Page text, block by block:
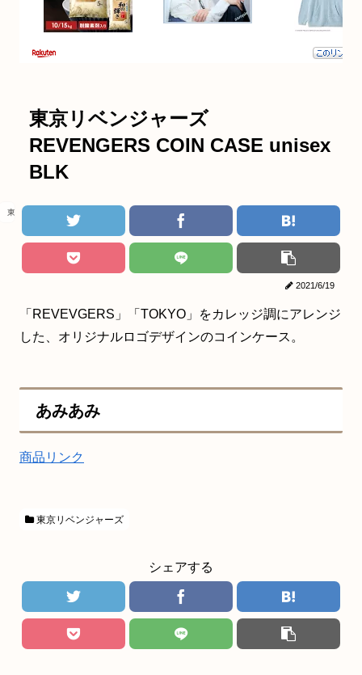
東京リベンジャーズ
REVENGERS COIN CASE unisex
BLK
東京リベンジャーズ
2021/6/19
「REVEVGERS」「TOKYO」をカレッジ調にアレンジ
した、オリジナルロゴデザインのコインケース。
あみあみ
商品リンク
東京リベンジャーズ
シェアする